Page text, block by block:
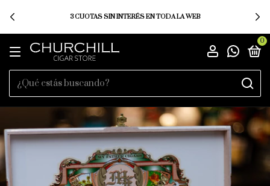
3 CUOTAS SIN INTERÉS EN TODA LA WEB
0